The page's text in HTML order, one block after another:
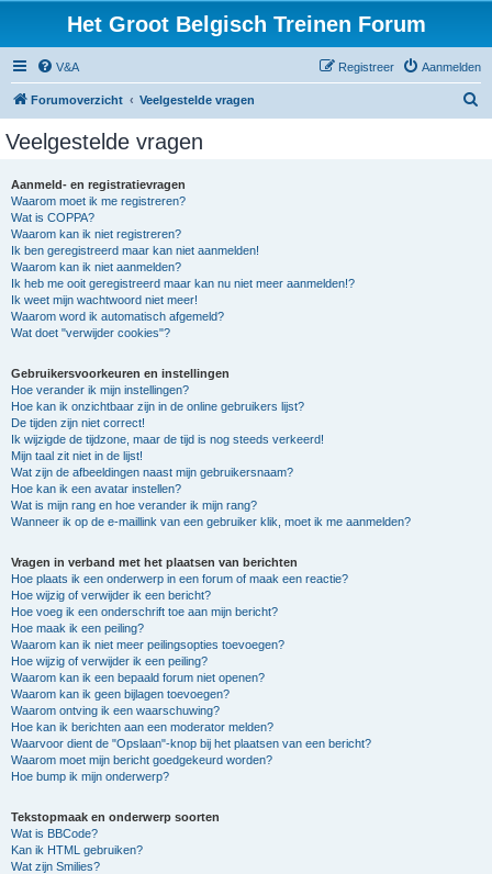
Het Groot Belgisch Treinen Forum
V&A Aanmelden
Registreer
Forumoverzicht Veelgestelde vragen
Veelgestelde vragen
Aanmeld- en registratievragen
Waarom moet ik me registreren?
Wat is COPPA?
Waarom kan ik niet registreren?
Ik ben geregistreerd maar kan niet aanmelden!
Waarom kan ik niet aanmelden?
Ik heb me ooit geregistreerd maar kan nu niet meer aanmelden!?
Ik weet mijn wachtwoord niet meer!
Waarom word ik automatisch afgemeld?
Wat doet "verwijder cookies"?
Gebruikersvoorkeuren en instellingen
Hoe verander ik mijn instellingen?
Hoe kan ik onzichtbaar zijn in de online gebruikers lijst?
De tijden zijn niet correct!
Ik wijzigde de tijdzone, maar de tijd is nog steeds verkeerd!
Mijn taal zit niet in de lijst!
Wat zijn de afbeeldingen naast mijn gebruikersnaam?
Hoe kan ik een avatar instellen?
Wat is mijn rang en hoe verander ik mijn rang?
Wanneer ik op de e-maillink van een gebruiker klik, moet ik me aanmelden?
Vragen in verband met het plaatsen van berichten
Hoe plaats ik een onderwerp in een forum of maak een reactie?
Hoe wijzig of verwijder ik een bericht?
Hoe voeg ik een onderschrift toe aan mijn bericht?
Hoe maak ik een peiling?
Waarom kan ik niet meer peilingsopties toevoegen?
Hoe wijzig of verwijder ik een peiling?
Waarom kan ik een bepaald forum niet openen?
Waarom kan ik geen bijlagen toevoegen?
Waarom ontving ik een waarschuwing?
Hoe kan ik berichten aan een moderator melden?
Waarvoor dient de "Opslaan"-knop bij het plaatsen van een bericht?
Waarom moet mijn bericht goedgekeurd worden?
Hoe bump ik mijn onderwerp?
Tekstopmaak en onderwerp soorten
Wat is BBCode?
Kan ik HTML gebruiken?
Wat zijn Smilies?